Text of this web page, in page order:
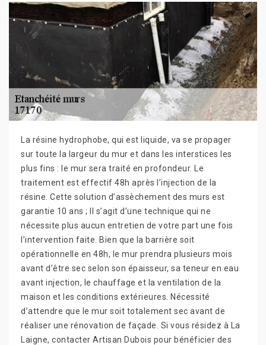
La résine hydrophobe, qui est liquide, va se propager
sur toute la largeur du mur et dans les interstices les
plus fins : le mur sera traité en profondeur. Le
traitement est effectif 48h après l’injection de la
résine. Cette solution d’assèchement des murs est
garantie 10 ans ; Il s’agit d’une technique qui ne
nécessite plus aucun entretien de votre part une fois
l’intervention faite. Bien que la barrière soit
opérationnelle en 48h, le mur prendra plusieurs mois
avant d’être sec selon son épaisseur, sa teneur en eau
avant injection, le chauffage et la ventilation de la
maison et les conditions extérieures. Nécessité
d’attendre que le mur soit totalement sec avant de
réaliser une rénovation de façade. Si vous résidez à La
Laigne, contacter Artisan Dubois pour bénéficier des